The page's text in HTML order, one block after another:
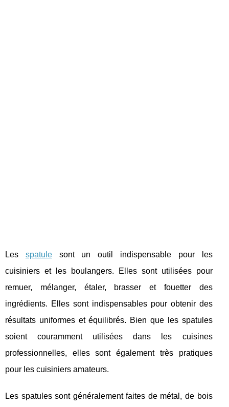
Les spatulesont un outil indispensable pour les
cuisiniers et les boulangers. Elles sont utilisées pour
remuer, mélanger, étaler, brasser et fouetter des
ingrédients. Elles sont indispensables pour obtenir des
résultats uniformes et équilibrés. Bien que les spatules
soient couramment utilisées dans les cuisines
professionnelles, elles sont également très pratiques
pour les cuisiniers amateurs.
Les spatules sont généralement faites de métal, de bois